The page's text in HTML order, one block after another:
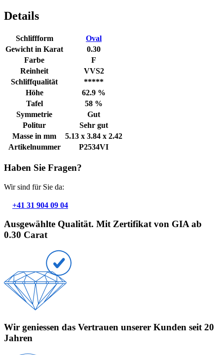
Details
Schliffform
Oval
Gewicht in Karat
0.30
Farbe
F
Reinheit
VVS2
Schliffqualität
*****
Höhe
62.9 %
Tafel
58 %
Symmetrie
Gut
Politur
Sehr gut
Masse in mm
5.13 x 3.84 x 2.42
Artikelnummer
P2534VI
Haben Sie Fragen?
Wir sind für Sie da:
+41 31 904 09 04
Ausgewählte Qualität. Mit Zertifikat von GIA ab
0.30 Carat
Wir geniessen das Vertrauen unserer Kunden seit 20
Jahren